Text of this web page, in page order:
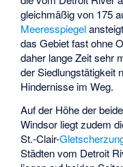
gleichmäßig von 175
Meeresspiegel
das Gebiet fast ohne
daher lange Zeit sehr
der Siedlungstätigkeit
Hindernisse im Weg.
Auf der Höhe der
Windsor liegt zudem
St.-Clair-
Städten vom Detroit